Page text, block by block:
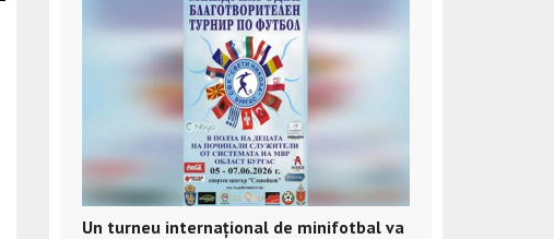
Un turneu internațional de minifotbal va